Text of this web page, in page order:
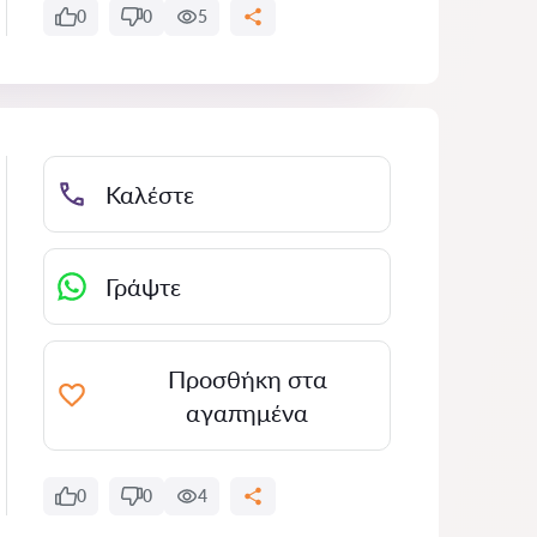
0 0 5
Καλέστε
Γράψτε
Προσθήκη στα
αγαπημένα
0 0 4